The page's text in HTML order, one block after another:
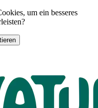
um ein besseres